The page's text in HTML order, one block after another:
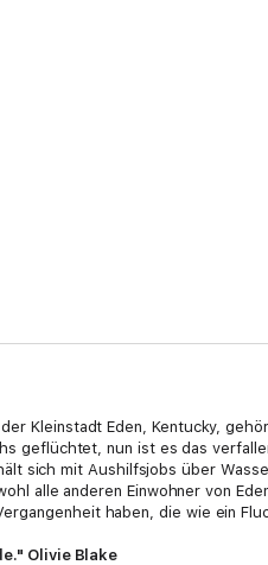
Kleinstadt Eden, Kentucky,
geflüchtet, nun ist es das
sich mit Aushilfsjobs über
alle anderen Einwohner von
haben, die wie ein
Olivie Blake